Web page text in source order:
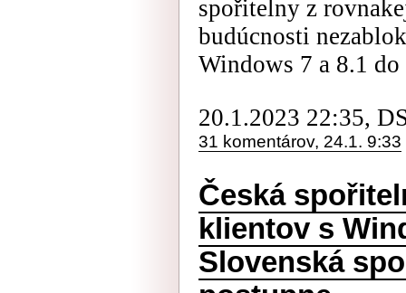
spořitelny z
budúcnosti
Windows 7 a 8.1
20.1.2023 22:35,
31 komentárov, 24.1. 9:33
Česká
klientov s
Slovenská